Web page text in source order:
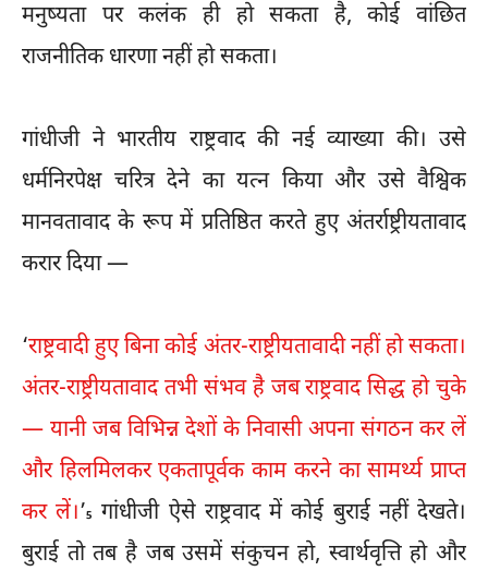
मनुष्यता पर कलंक ही हो सकता है, कोई वांछित
राजनीतिक धारणा नहीं हो सकता।
गांधीजी ने भारतीय राष्ट्रवाद की नई व्याख्या की। उसे
धर्मनिरपेक्ष चरित्र देने का यत्न किया और उसे वैश्विक
मानवतावाद के रूप में प्रतिष्ठित करते हुए अंतर्राष्ट्रीयतावाद
करार दिया —
‘राष्ट्रवादी हुए बिना कोई अंतर-राष्ट्रीयतावादी नहीं हो सकता।
अंतर-राष्ट्रीयतावाद तभी संभव है जब राष्ट्रवाद सिद्ध हो चुके
— यानी जब विभिन्न देशों के निवासी अपना संगठन कर लें
और हिलमिलकर एकतापूर्वक काम करने का सामर्थ्य प्राप्त
कर लें।’5
गांधीजी ऐसे राष्ट्रवाद में कोई बुराई नहीं देखते।
बुराई तो तब है जब उसमें संकुचन हो, स्वार्थवृत्ति हो और